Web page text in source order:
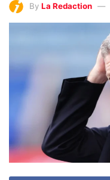
By La Redaction